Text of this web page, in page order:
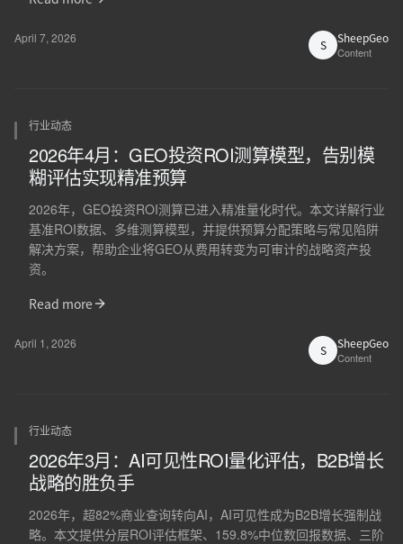
April 7, 2026 S SheepGeo
Content
行业动态
2026年4月：GEO投资ROI测算模型，告别模
糊评估实现精准预算
2026年，GEO投资ROI测算已进入精准量化时代。本文详解行业
基准ROI数据、多维测算模型，并提供预算分配策略与常见陷阱
解决方案，帮助企业将GEO从费用转变为可审计的战略资产投
资。
Read more
April 1, 2026 S SheepGeo
Content
行业动态
2026年3月：AI可见性ROI量化评估，B2B增长
战略的胜负手
2026年，超82%商业查询转向AI，AI可见性成为B2B增长强制战
略。本文提供分层ROI评估框架、159.8%中位数回报数据、三阶